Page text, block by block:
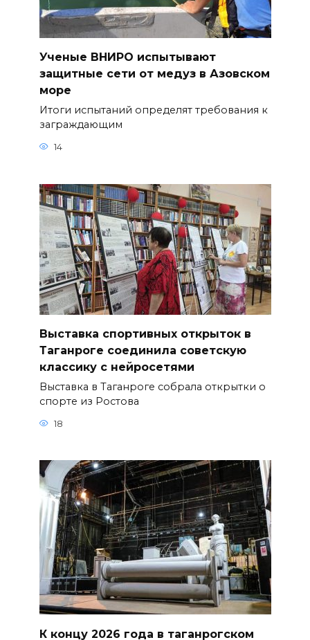
Ученые ВНИРО испытывают
защитные сети от медуз в Азовском
море
Итоги испытаний определят требования к
заграждающим
14
Выставка спортивных открыток в
Таганроге соединила советскую
классику с нейросетями
Выставка в Таганроге собрала открытки о
спорте из Ростова
18
К концу 2026 года в таганрогском